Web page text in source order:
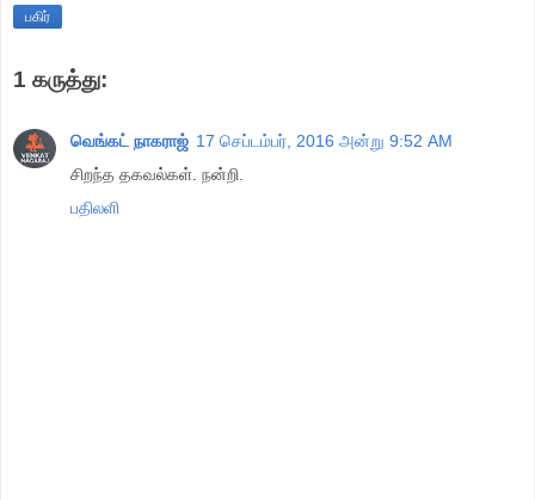
பகிர்
1 கருத்து:
வெங்கட் நாகராஜ் 17 செப்டம்பர், 2016 அன்று 9:52 AM
சிறந்த தகவல்கள். நன்றி.
பதிலளி